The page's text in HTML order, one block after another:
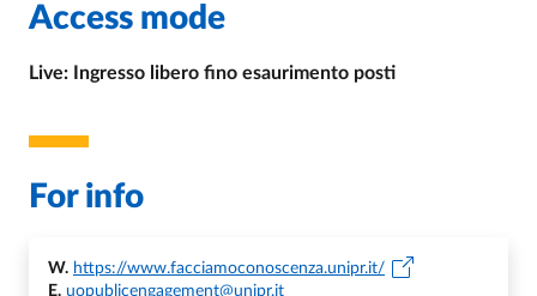
Access mode
Live: Ingresso libero fino esaurimento posti
For info
W. https://www.facciamoconoscenza.unipr.it/
E. uopublicengagement@unipr.it